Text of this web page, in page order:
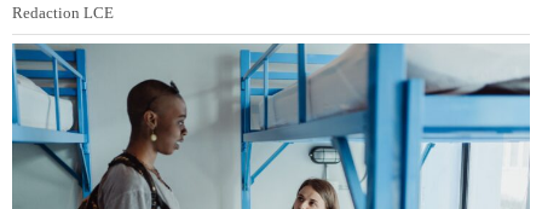
Redaction LCE